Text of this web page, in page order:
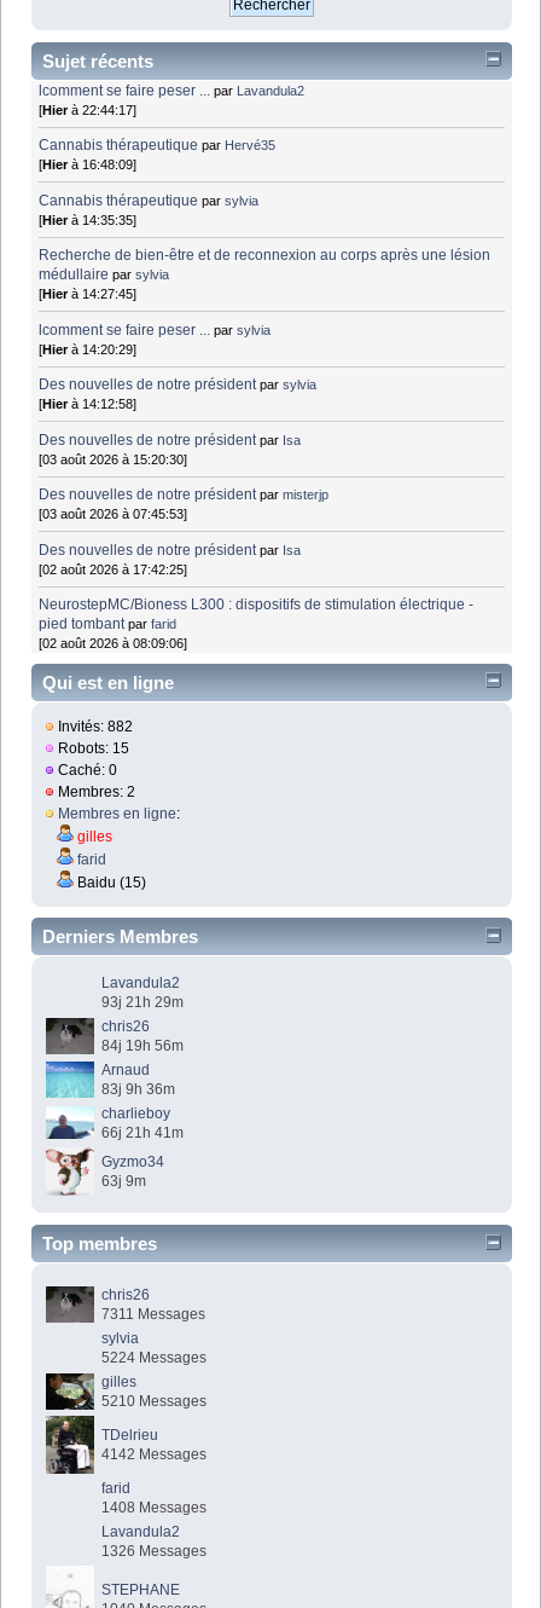
Sujet récents
lcomment se faire peser ... par Lavandula2
[Hierà 22:44:17]
Cannabis thérapeutique par Hervé35
[Hierà 16:48:09]
Cannabis thérapeutique parsylvia
[Hierà 14:35:35]
Recherche de bien-être et de reconnexion au corps après une lésion
médullaire parsylvia
[Hierà 14:27:45]
lcomment se faire peser ... parsylvia
[Hierà 14:20:29]
Des nouvelles de notre président parsylvia
[Hierà 14:12:58]
Des nouvelles de notre président par Isa
[03 août 2026 à 15:20:30]
Des nouvelles de notre président parmisterjp
[03 août 2026 à 07:45:53]
Des nouvelles de notre président par Isa
[02 août 2026 à 17:42:25]
NeurostepMC/Bioness L300 : dispositifs de stimulation électrique -
pied tombant parfarid
[02 août 2026 à 08:09:06]
Qui est en ligne
Invités: 882
Robots: 15
Caché: 0
Membres: 2
Membres en ligne:
gilles
farid
Baidu (15)
Derniers Membres
Lavandula2
93j 21h 29m
chris26
84j 19h 56m
Arnaud
83j 9h 36m
charlieboy
66j 21h 41m
Gyzmo34
63j 9m
Top membres
chris26
7311 Messages
sylvia
5224 Messages
gilles
5210 Messages
TDelrieu
4142 Messages
farid
1408 Messages
Lavandula2
1326 Messages
STEPHANE